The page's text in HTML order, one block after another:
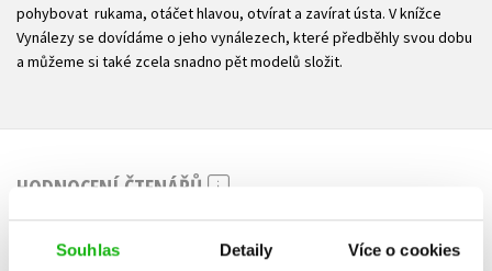
Souhlas Detaily Více o cookies
pohybovat rukama, otáčet hlavou, otvírat a zavírat ústa. V knížce
Vynálezy se dovídáme o jeho vynálezech, které předběhly svou dobu
a můžeme si také zcela snadno pět modelů složit.
HODNOCENÍ ČTENÁŘŮ